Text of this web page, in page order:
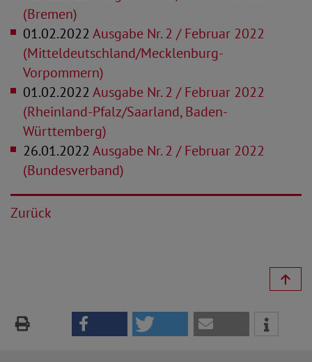
(Bremen)
01.02.2022Ausgabe Nr. 2 / Februar 2022
(Mitteldeutschland/Mecklenburg-
Vorpommern)
01.02.2022Ausgabe Nr. 2 / Februar 2022
(Rheinland-Pfalz/Saarland, Baden-
Württemberg)
26.01.2022Ausgabe Nr. 2 / Februar 2022
(Bundesverband)
Zurück